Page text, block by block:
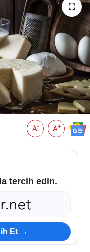
A- A+
tercih edin.
Et →